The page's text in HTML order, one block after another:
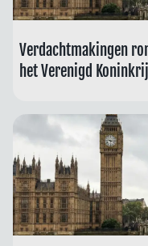
Verdachtmakingen
het Verenigd